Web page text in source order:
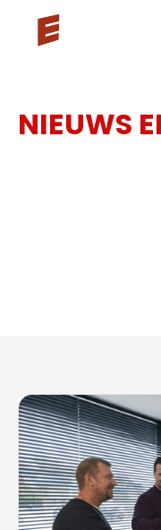
NIEUWS